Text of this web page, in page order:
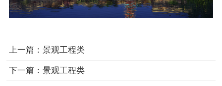
上一篇： 景观工程类
下一篇： 景观工程类